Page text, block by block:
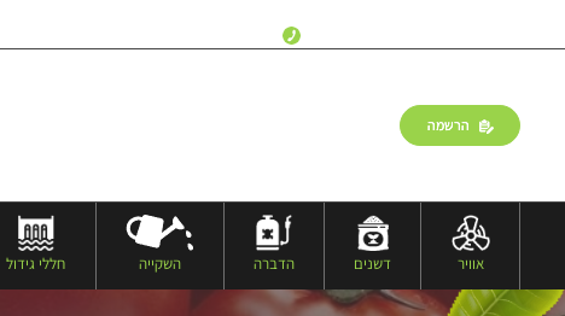
הרשמה
אוויר דשנים הדברה השקייה חללי גידול